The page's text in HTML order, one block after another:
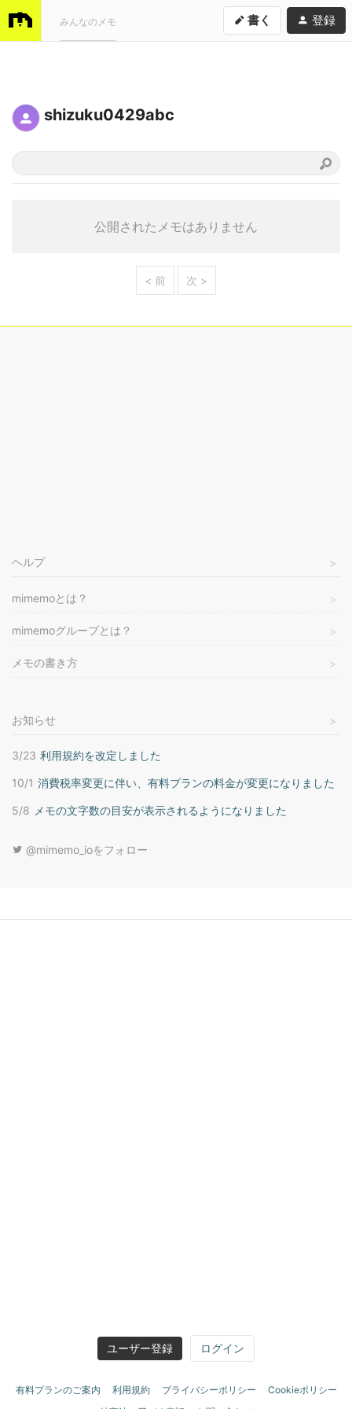
みんなのメモ 書く 登録
shizuku0429abc
公開されたメモはありません
< 前 次 >
ヘルプ
mimemoとは？
mimemoグループとは？
メモの書き方
お知らせ
3/23 利用規約を改定しました
10/1 消費税率変更に伴い、有料プランの料金が変更になりました
5/8 メモの文字数の目安が表示されるようになりました
@mimemo_ioをフォロー
ユーザー登録 ログイン
有料プランのご案内 利用規約 プライバシーポリシー
Cookieポリシー